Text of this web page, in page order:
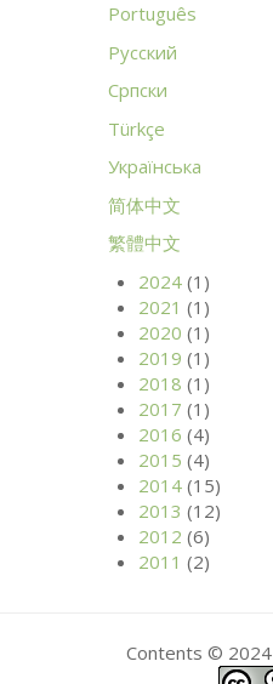
Português
Русский
Српски
Türkçe
Українська
简体中文
繁體中文
2024 (1)
2021 (1)
2020 (1)
2019 (1)
2018 (1)
2017 (1)
2016 (4)
2015 (4)
2014 (15)
2013 (12)
2012 (6)
2011 (2)
Contents © 2024